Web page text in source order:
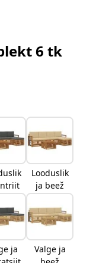
6 tk
Looduslik
ja beež
ja
Valge ja